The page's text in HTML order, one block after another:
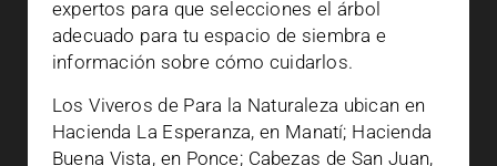
expertos para que selecciones el árbol
adecuado para tu espacio de siembra e
información sobre cómo cuidarlos.
Los Viveros de Para la Naturaleza ubican en
Hacienda La Esperanza, en Manatí; Hacienda
Buena Vista, en Ponce; Cabezas de San Juan,